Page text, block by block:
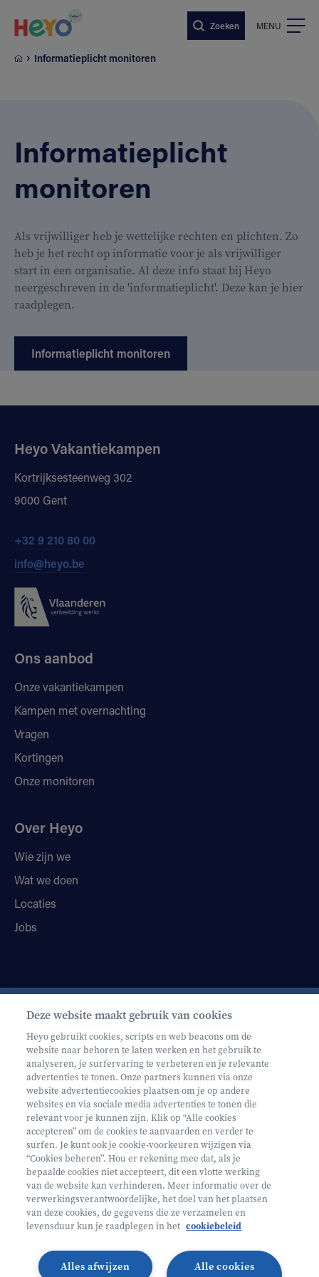
Zoeken MENU
Informatieplicht monitoren
Informatieplicht
monitoren
Als vrijwilliger heb je wettelijke rechten en plichten. Zo
heb je het recht op informatie voor je als vrijwilliger
start in een organisatie. Al deze info staat bij Heyo
neergeschreven in de 'informatieplicht'. Deze kan je hier
raadplegen.
Informatieplicht monitoren
Heyo Vakantiekampen
Kortrijksesteenweg 302
9000 Gent
+32 9 210 80 00
info@heyo.be
Ons aanbod
Onze vakantiekampen
Kampen met overnachting
Vragen
Kortingen
Onze monitoren
Over Heyo
Wie zijn we
Wat we doen
Locaties
Jobs
Schrijf je in op onze nieuwsbrief
Volg ons op
Volg onze Facebook pagina
Volg onze Instagram pagina
Volg onze LinkedIn pagina
Volg onze TikTok pagina
Partner van Helan
Toegankelijkheidsverklaring ↗
Cookie policy
Deze website maakt gebruik van cookies
Heyo gebruikt cookies, scripts en web beacons om de
website naar behoren te laten werken en het gebruik te
analyseren, je surfervaring te verbeteren en je relevante
advertenties te tonen. Onze partners kunnen via onze
website advertentiecookies plaatsen om je op andere
websites en via sociale media advertenties te tonen die
relevant voor je kunnen zijn. Klik op “Alle cookies
accepteren” om de cookies te aanvaarden en verder te
surfen. Je kunt ook je cookie-voorkeuren wijzigen via
“Cookies beheren”. Hou er rekening mee dat, als je
bepaalde cookies niet accepteert, dit een vlotte werking
van de website kan verhinderen. Meer informatie over de
verwerkingsverantwoordelijke, het doel van het plaatsen
van deze cookies, de gegevens die ze verzamelen en
levensduur kun je raadplegen in het cookiebeleid
Alle cookies
Alles afwijzen